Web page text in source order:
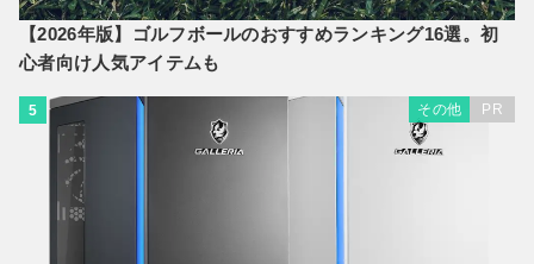
【2026年版】ゴルフボールのおすすめランキング16選。初
心者向け人気アイテムも
5 その他 PR